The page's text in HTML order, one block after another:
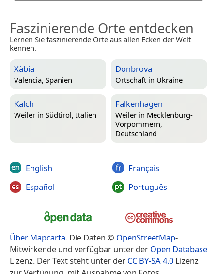
Faszinierende Orte entdecken
Lernen Sie faszinierende Orte aus allen Ecken der Welt
kennen.
Xàbia
Valencia, Spanien
Donbrova
Ortschaft in Ukraine
Kalch
Weiler in Südtirol, Italien
Falkenhagen
Weiler in Mecklenburg-
Vorpommern,
Deutschland
English
Español
Français
Português
Über Mapcarta. Die Daten © OpenStreetMap-
Mitwirkende und verfügbar unter der Open Database
Lizenz. Der Text steht unter der CC BY-SA 4.0 Lizenz